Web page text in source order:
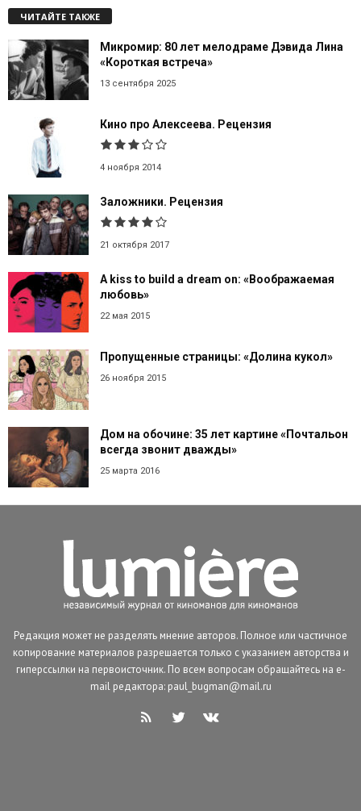
ЧИТАЙТЕ ТАКЖЕ
Микромир: 80 лет мелодраме Дэвида Лина
«Короткая встреча»
13 сентября 2025
Кино про Алексеева. Рецензия
4 ноября 2014
Заложники. Рецензия
21 октября 2017
A kiss to build a dream on: «Воображаемая
любовь»
22 мая 2015
Пропущенные страницы: «Долина кукол»
26 ноября 2015
Дом на обочине: 35 лет картине «Почтальон
всегда звонит дважды»
25 марта 2016
Редакция может не разделять мнение авторов. Полное или частичное
копирование материалов разрешается только с указанием авторства и
гиперссылки на первоисточник. По всем вопросам обращайтесь на e-
mail редактора: paul_bugman@mail.ru